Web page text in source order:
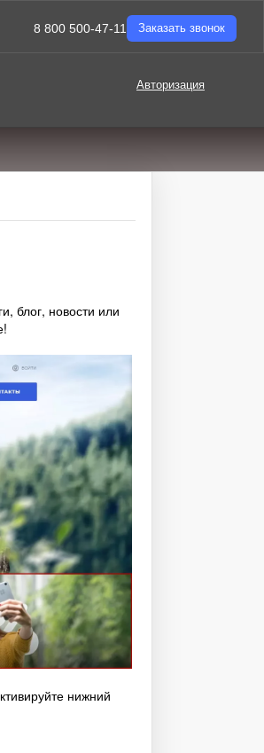
8 800 500-47-11 Заказать звонок
Авторизация
блог, новости или
нижний